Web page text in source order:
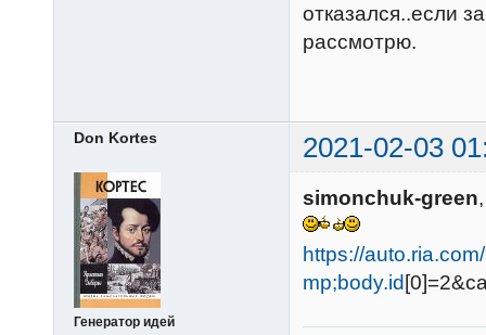
отказался..если
рассмотрю.
Don Kortes 2021-02-03
Генератор идей
simonchuk-green
https://
mp;body.id